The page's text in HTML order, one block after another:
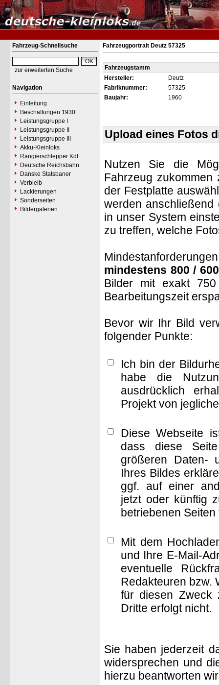
Fahrzeug-Schnellsuche
zur erweiterten Suche
Navigation
Einleitung
Beschaffungen 1930
Leistungsgruppe I
Leistungsgruppe II
Leistungsgruppe III
Akku-Kleinloks
Rangierschlepper Kdl
Deutsche Reichsbahn
Danske Statsbaner
Verbleib
Lackierungen
Sonderseiten
Bildergalerien
Fahrzeugportrait Deutz 57325
Fahrzeugstamm
Hersteller:
Deutz
Fabriknummer:
57325
Baujahr:
1960
Upload eines Fotos
Nutzen Sie die
Fahrzeug
der Festplatte
werden anschließend
in unser System
zu treffen, welche
mindestens 800 /
Bilder mit exakt
Bearbeitungszeit
Bevor wir Ihr Bild
folgender Punkte:
Ich bin der
habe die
ausdrücklich
Projekt von
Diese Webseite
dass diese
größeren Daten-
Ihres Bildes
ggf. auf einer
jetzt oder künftig
betriebenen
Mit dem
und Ihre E-Mail-
eventuelle
Redakteuren bzw.
für diesen Zweck
Dritte erfolgt nicht.
Sie haben jederzeit
widersprechen und
hierzu beantworten